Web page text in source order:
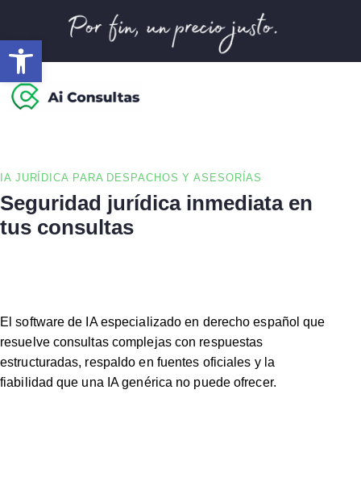
IA JURÍDICA PARA DESPACHOS Y ASESORÍAS
Seguridad jurídica inmediata en
tus consultas
El software de IA especializado en derecho español que
resuelve consultas complejas con respuestas
estructuradas, respaldo en fuentes oficiales y la
fiabilidad que una IA genérica no puede ofrecer.
Abrir barra de herramientas